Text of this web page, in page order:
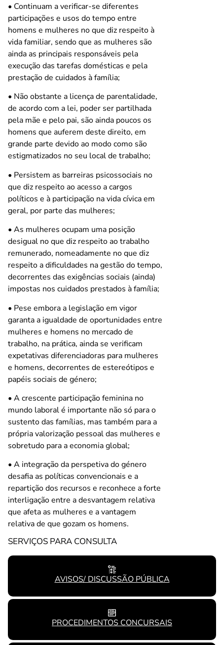
• Continuam a verificar-se diferentes
participações e usos do tempo entre
homens e mulheres no que diz respeito à
vida familiar, sendo que as mulheres são
ainda as principais responsáveis pela
execução das tarefas domésticas e pela
prestação de cuidados à família;
• Não obstante a licença de parentalidade,
de acordo com a lei, poder ser partilhada
pela mãe e pelo pai, são ainda poucos os
homens que auferem deste direito, em
grande parte devido ao modo como são
estigmatizados no seu local de trabalho;
• Persistem as barreiras psicossociais no
que diz respeito ao acesso a cargos
políticos e à participação na vida cívica em
geral, por parte das mulheres;
• As mulheres ocupam uma posição
desigual no que diz respeito ao trabalho
remunerado, nomeadamente no que diz
respeito a dificuldades na gestão do tempo,
decorrentes das exigências sociais (ainda)
impostas nos cuidados prestados à família;
• Pese embora a legislação em vigor
garanta a igualdade de oportunidades entre
mulheres e homens no mercado de
trabalho, na prática, ainda se verificam
expetativas diferenciadoras para mulheres
e homens, decorrentes de estereótipos e
papéis sociais de género;
• A crescente participação feminina no
mundo laboral é importante não só para o
sustento das famílias, mas também para a
própria valorização pessoal das mulheres e
sobretudo para a economia global;
• A integração da perspetiva do género
desafia as políticas convencionais e a
repartição dos recursos e reconhece a forte
interligação entre a desvantagem relativa
que afeta as mulheres e a vantagem
relativa de que gozam os homens.
SERVIÇOS PARA CONSULTA
AVISOS/ DISCUSSÃO PÚBLICA
PROCEDIMENTOS CONCURSAIS